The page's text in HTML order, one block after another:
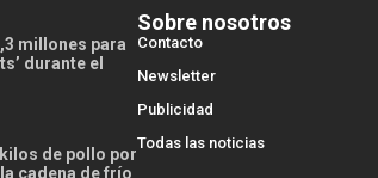
millones para
durante el
de pollo por
cadena de frío
Sobre nosotros
Contacto
Newsletter
Publicidad
Todas las noticias